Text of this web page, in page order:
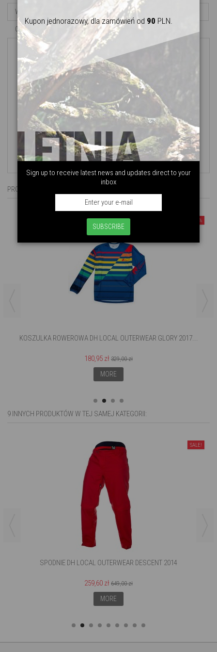
Kupon jednorazowy,dla zamówień od 90 PLN.
Sign up to receive latest news and updates direct to your
inbox
SUBSCRIBE
WIĘCEJ INFORMACJI
OPINIE
92% PES, 4% Elastan
cywilny wygląd
wodoodporne
oddychające
rozciągliwy materiał | 4-way stretch
super lekkie i wytrzymałe
3 kieszenie na suwak
regulowany pas
luźny krój / szorty większe o 1 rozmiar niż standardowo
PRODUKTY POWIĄZANE
-45%
KOSZULKA ROWEROWA DH LOCAL OUTERWEAR GLORY 2017...
180,95 zł 329,00 zł
MORE
9 INNYCH PRODUKTÓW W TEJ SAMEJ KATEGORII:
SALE!
SPODNIE DH LOCAL OUTERWEAR DESCENT 2014
259,60 zł 649,00 zł
MORE